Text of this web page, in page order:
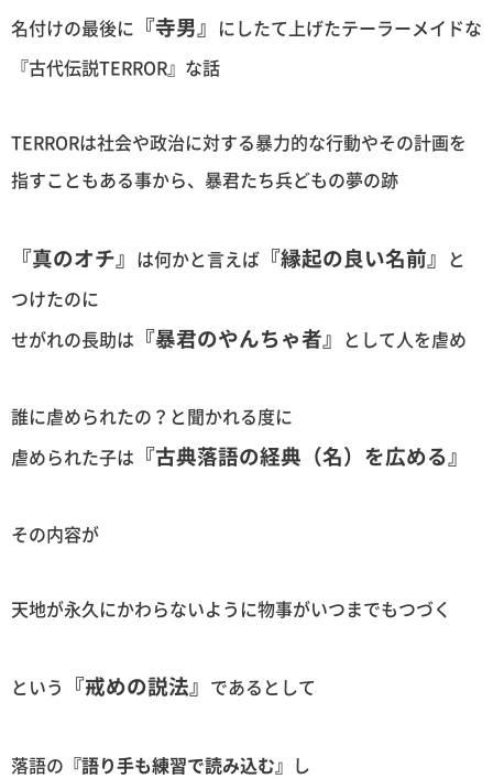
名付けの最後に 『寺男』 にしたて上げたテーラーメイドな
『古代伝説TERROR』な話
TERRORは社会や政治に対する暴力的な行動やその計画を
指すこともある事から、暴君たち兵どもの夢の跡
『真のオチ』 は何かと言えば 『縁起の良い名前』 と
つけたのに
せがれの長助は 『暴君のやんちゃ者』 として人を虐め
誰に虐められたの？と聞かれる度に
虐められた子は 『古典落語の経典（名）を広める』
その内容が
天地が永久にかわらないように物事がいつまでもつづく
という 『戒めの説法』 であるとして
落語の 『語り手も練習で読み込む』 し